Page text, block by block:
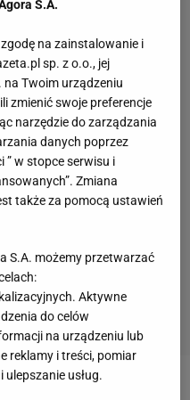
kolejnej edycji Wielki
S.A.
na zainstalowanie i
sp. z o.o., jej
Twoim urządzeniu
zmienić swoje preferencje
narzędzie do zarządzania
danych poprzez
” w stopce serwisu i
Zmiana
także za pomocą ustawień
S.A. możemy przetwarzać
Aktywne
do celów
na urządzeniu lub
reklamy i treści, pomiar
usług.